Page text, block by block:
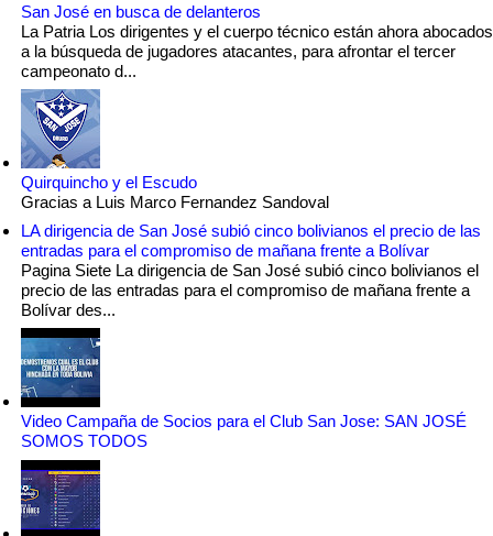
San José en busca de delanteros
La Patria Los dirigentes y el cuerpo técnico están ahora abocados
a la búsqueda de jugadores atacantes, para afrontar el tercer
campeonato d...
Quirquincho y el Escudo
Gracias a Luis Marco Fernandez Sandoval
LA dirigencia de San José subió cinco bolivianos el precio de las
entradas para el compromiso de mañana frente a Bolívar
Pagina Siete La dirigencia de San José subió cinco bolivianos el
precio de las entradas para el compromiso de mañana frente a
Bolívar des...
Video Campaña de Socios para el Club San Jose: SAN JOSÉ
SOMOS TODOS